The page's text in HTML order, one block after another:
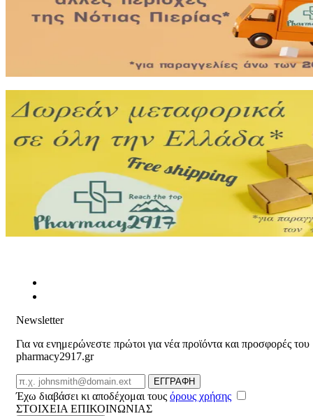
Newsletter
Για να ενημερώνεστε πρώτοι για νέα προϊόντα και προσφορές του
pharmacy2917.gr
Email
ΕΓΓΡΑΦΗ
Έχω διαβάσει κι αποδέχομαι τους όρους χρήσης
ΣΤΟΙΧΕΙΑ ΕΠΙΚΟΙΝΩΝΙΑΣ